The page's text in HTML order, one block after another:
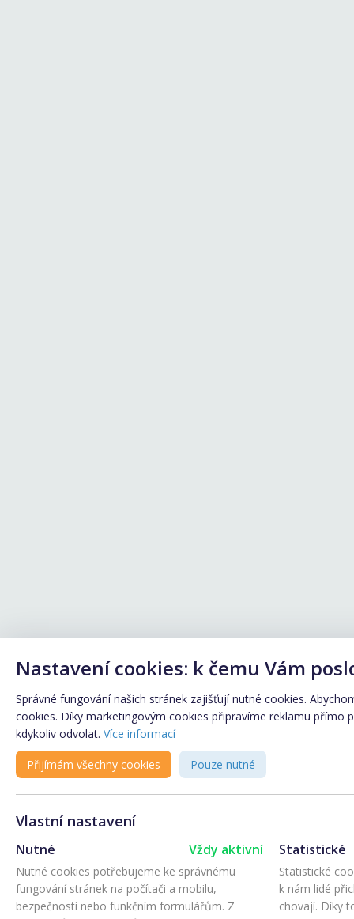
Nastavení cookies: k čemu Vám
Správné fungování našich stránek zajišťují nutné cookies.
cookies. Díky marketingovým cookies připravíme reklamu přímo
kdykoliv odvolat. Více informací
Přijímám všechny cookies Pouze nutné
Vlastní nastavení
Nutné Vždy aktivní
Nutné cookies potřebujeme ke správnému
fungování stránek na počítači a mobilu,
bezpečnosti nebo funkčním formulářům. Z
Statistické
Statistické
k nám lidé
chovají. Díky